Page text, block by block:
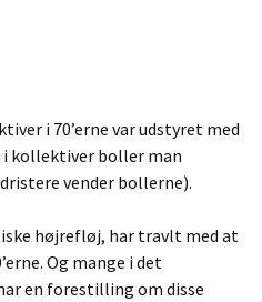
i 70’erne var udstyret med
i kollektiver boller man
vender bollerne).
højrefløj, har travlt med at
Og mange i det
en forestilling om disse